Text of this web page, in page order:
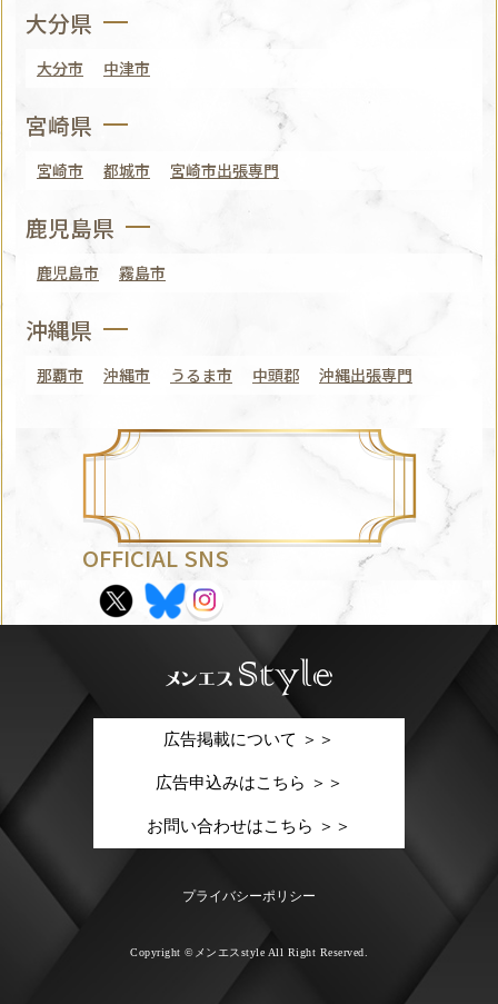
大分県
大分市 中津市
宮崎県
宮崎市 都城市 宮崎市出張専門
鹿児島県
鹿児島市 霧島市
沖縄県
那覇市 沖縄市 うるま市 中頭郡 沖縄出張専門
OFFICIAL SNS
広告掲載について ＞＞
広告申込みはこちら ＞＞
お問い合わせはこちら ＞＞
プライバシーポリシー
Copyright ©メンエスstyle All Right Reserved.